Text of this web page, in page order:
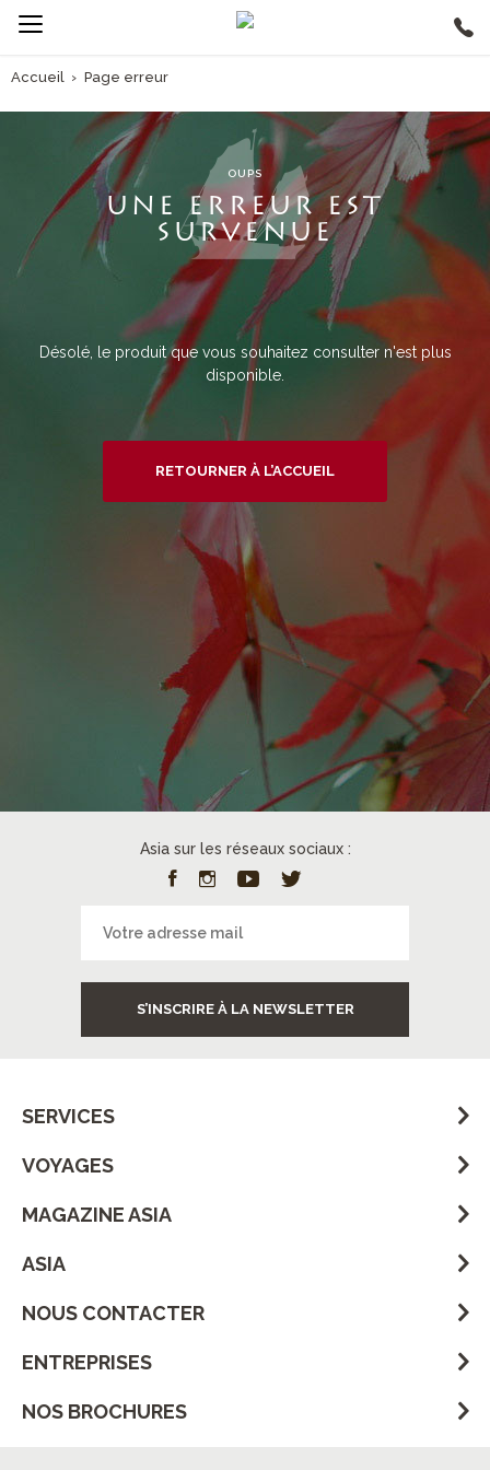
Accueil › Page erreur
OUPS
UNE ERREUR EST
SURVENUE
Désolé, le produit que vous souhaitez consulter n'est plus
disponible.
RETOURNER À L’ACCUEIL
Asia sur les réseaux sociaux :
S’INSCRIRE À LA NEWSLETTER
SERVICES
VOYAGES
MAGAZINE ASIA
ASIA
NOUS CONTACTER
ENTREPRISES
NOS BROCHURES